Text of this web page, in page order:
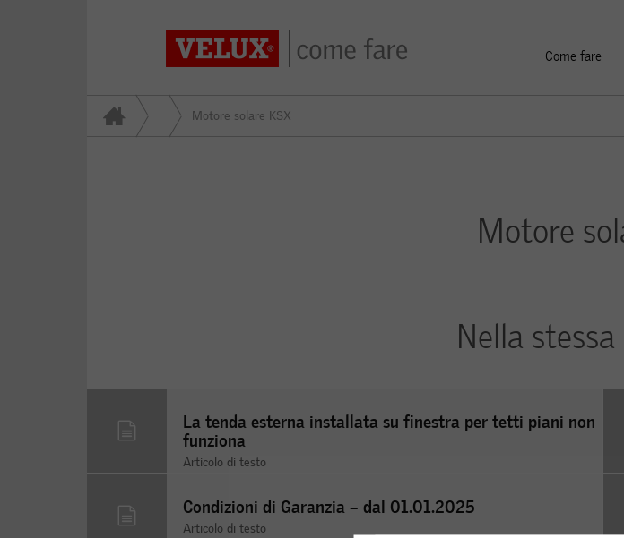
Come fare
Motore solare KSX
Motore
Nella
La tenda esterna installata su finestra per tetti piani non
funziona
Articolo di testo
Condizioni di Garanzia – dal 01.01.2025
Articolo di testo